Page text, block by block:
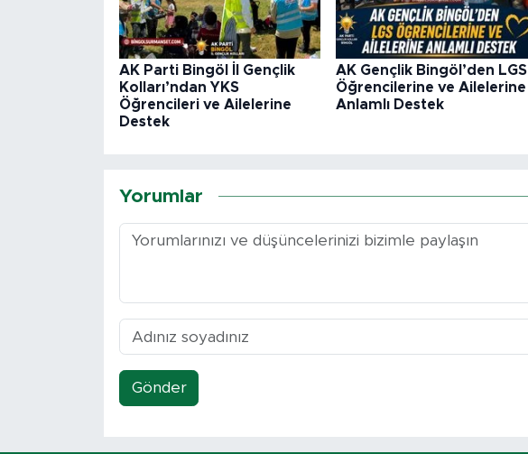
AK Parti Bingöl İl Gençlik
Kolları’ndan YKS
Öğrencileri ve Ailelerine
Destek
AK Gençlik Bingöl’den LGS
Öğrencilerine ve Ailelerine
Anlamlı Destek
Yorumlar
Gönder